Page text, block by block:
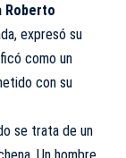
Roberto
expresó su
como un
con su
se trata de un
Un hombre